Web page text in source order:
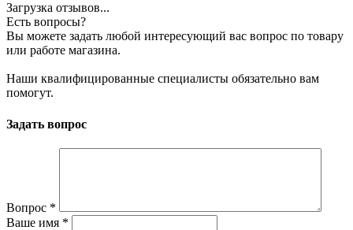
Загрузка отзывов...
Есть вопросы?
Вы можете задать любой интересующий вас вопрос по товару
или работе магазина.
Наши квалифицированные специалисты обязательно вам
помогут.
Задать вопрос
Вопрос *
Ваше имя *